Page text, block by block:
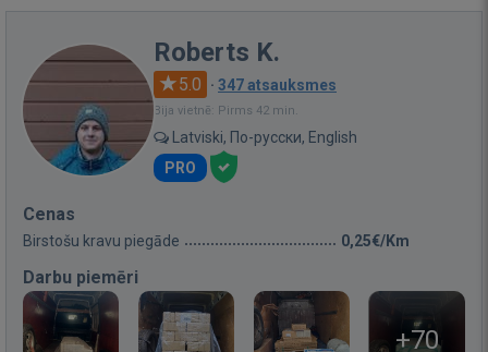
Roberts K.
5.0 · 347 atsauksmes
Bija vietnē: Pirms 42 min.
Latviski, По-русски, English
PRO
Cenas
Birstošu kravu piegāde 0,25€/Km
Darbu piemēri
+70